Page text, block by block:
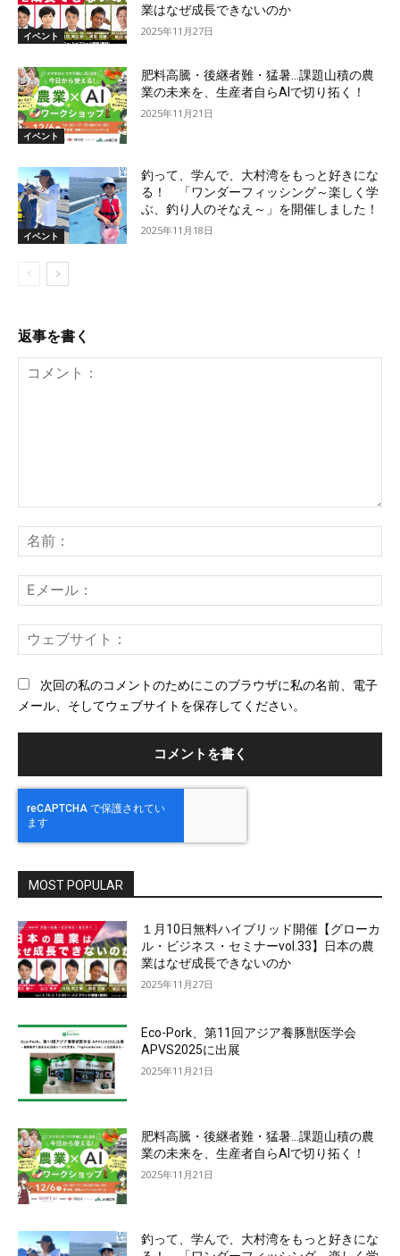
イベント
業はなぜ成長できないのか
2025年11月27日
イベント
肥料高騰・後継者難・猛暑…課題山積の農
業の未来を、生産者自らAIで切り拓く！
2025年11月21日
イベント
釣って、学んで、大村湾をもっと好きにな
る！ 「ワンダーフィッシング～楽しく学
ぶ、釣り人のそなえ～」を開催しました！
2025年11月18日
返事を書く
ン
ト：
前
メ
ー
ェ
次回の私のコメントのためにこのブラウザに私の名前、電子
メール、そしてウェブサイトを保存してください。
MOST POPULAR
１月10日無料ハイブリッド開催【グローカ
ル・ビジネス・セミナーvol.33】日本の農
業はなぜ成長できないのか
2025年11月27日
Eco-Pork、第11回アジア養豚獣医学会
APVS2025に出展
2025年11月21日
肥料高騰・後継者難・猛暑…課題山積の農
業の未来を、生産者自らAIで切り拓く！
2025年11月21日
釣って、学んで、大村湾をもっと好きにな